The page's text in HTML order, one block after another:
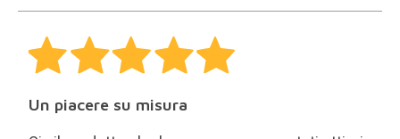
Luis
Calvo